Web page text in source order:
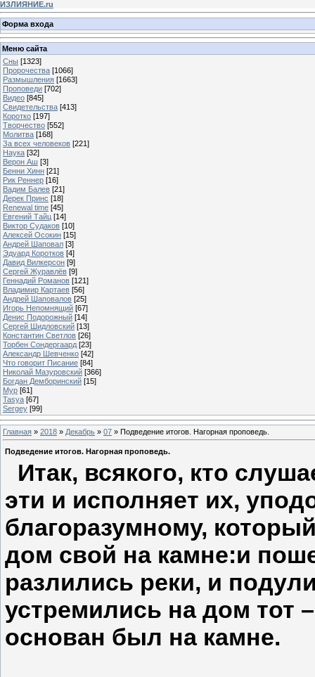
ИЗЛИЯНИЕ.ru
Форма входа
Меню сайта
Сны [1323]
Пророчества [1066]
Размышления [1663]
Проповеди [702]
Видео [845]
Свидетельства [413]
Коротко [197]
Творчество [552]
Молитва [168]
За всех человеков [221]
Наука [32]
Верон Аш [3]
Бенни Хинн [21]
Рик Реннер [16]
Вадим Балев [21]
Дерек Принс [18]
Renewal time [45]
Евгений Тайц [14]
Виктор Судаков [10]
Алексей Осокин [15]
Андрей Шаповал [3]
Эдуард Коротков [4]
Давид Вилкерсон [9]
Сергей Журавлёв [9]
Геннадий Романов [121]
Владимир Картаев [56]
Андрей Шаповалов [25]
Игорь Непомнящий [67]
Денис Подорожный [14]
Сергей Шидловский [13]
Константин Светлов [26]
Торбен Сондергаард [23]
Александр Шевченко [42]
Что говорит Писание [84]
Николай Мазуровский [366]
Богдан Демборинский [15]
Мур [61]
Tasya [67]
Sergey [99]
Главная » 2018 » Декабрь » 07 » Подведение итогов. Нагорная проповедь.
Подведение итогов. Нагорная проповедь.
Итак, всякого, кто
эти и исполняет их,
благоразумному,
дом свой на камне:и
разлились реки, и
устремились на дом тот
основан был на камне.